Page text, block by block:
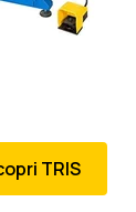
TRIS